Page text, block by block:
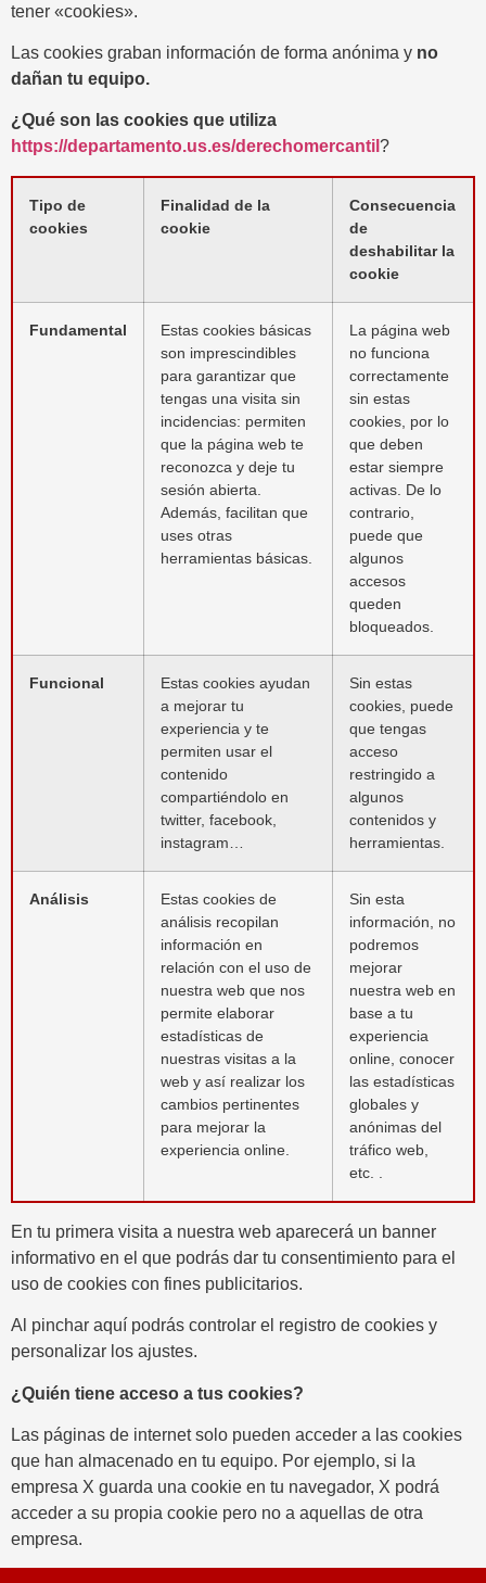
tener «cookies».
Las cookies graban información de forma anónima y no
dañan tu equipo.
¿Qué son las cookies que utiliza
https://departamento.us.es/derechomercantil ?
Tipo de
cookies
Finalidad de la
cookie
Consecuencia
de
deshabilitar la
cookie
Fundamental
Estas cookies básicas
son imprescindibles
para garantizar que
tengas una visita sin
incidencias: permiten
que la página web te
reconozca y deje tu
sesión abierta.
Además, facilitan que
uses otras
herramientas básicas.
La página web
no funciona
correctamente
sin estas
cookies, por lo
que deben
estar siempre
activas. De lo
contrario,
puede que
algunos
accesos
queden
bloqueados.
Funcional
Estas cookies ayudan
a mejorar tu
experiencia y te
permiten usar el
contenido
compartiéndolo en
twitter, facebook,
instagram…
Sin estas
cookies, puede
que tengas
acceso
restringido a
algunos
contenidos y
herramientas.
Análisis
Estas cookies de
análisis recopilan
información en
relación con el uso de
nuestra web que nos
permite elaborar
estadísticas de
nuestras visitas a la
web y así realizar los
cambios pertinentes
para mejorar la
experiencia online.
Sin esta
información, no
podremos
mejorar
nuestra web en
base a tu
experiencia
online, conocer
las estadísticas
globales y
anónimas del
tráfico web,
etc. .
En tu primera visita a nuestra web aparecerá un banner
informativo en el que podrás dar tu consentimiento para el
uso de cookies con fines publicitarios.
Al pinchar aquí podrás controlar el registro de cookies y
personalizar los ajustes.
¿Quién tiene acceso a tus cookies?
Las páginas de internet solo pueden acceder a las cookies
que han almacenado en tu equipo. Por ejemplo, si la
empresa X guarda una cookie en tu navegador, X podrá
acceder a su propia cookie pero no a aquellas de otra
empresa.